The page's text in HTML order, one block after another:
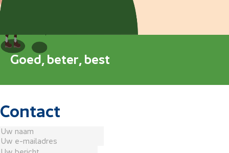
Goed, beter, best
Contact